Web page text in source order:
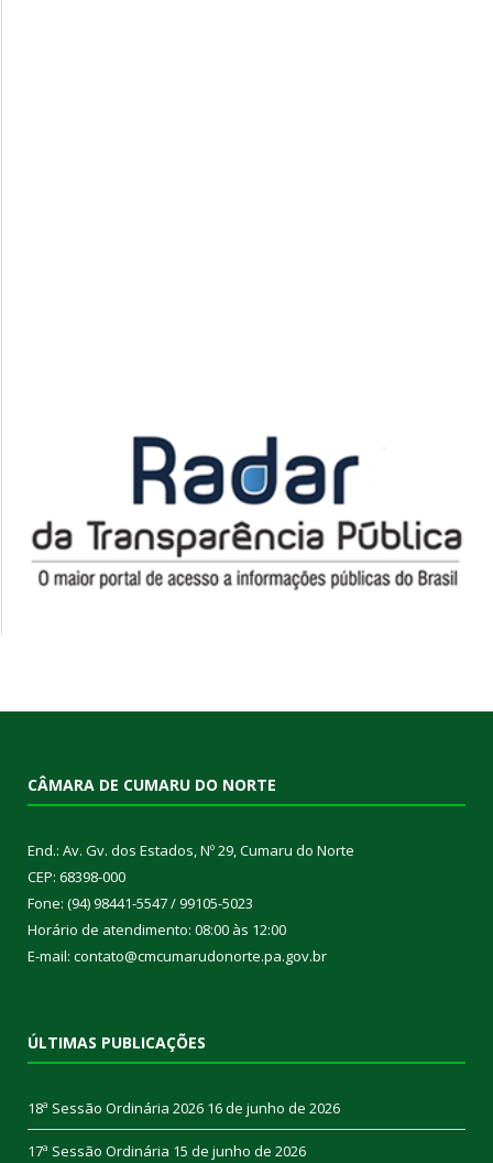
CÂMARA DE CUMARU DO NORTE
End.: Av. Gv. dos Estados, Nº 29, Cumaru do Norte
CEP: 68398-000
Fone: (94) 98441-5547 / 99105-5023
Horário de atendimento: 08:00 às 12:00
E-mail: contato@cmcumarudonorte.pa.gov.br
ÚLTIMAS PUBLICAÇÕES
18ª Sessão Ordinária 2026 16 de junho de 2026
17ª Sessão Ordinária 15 de junho de 2026